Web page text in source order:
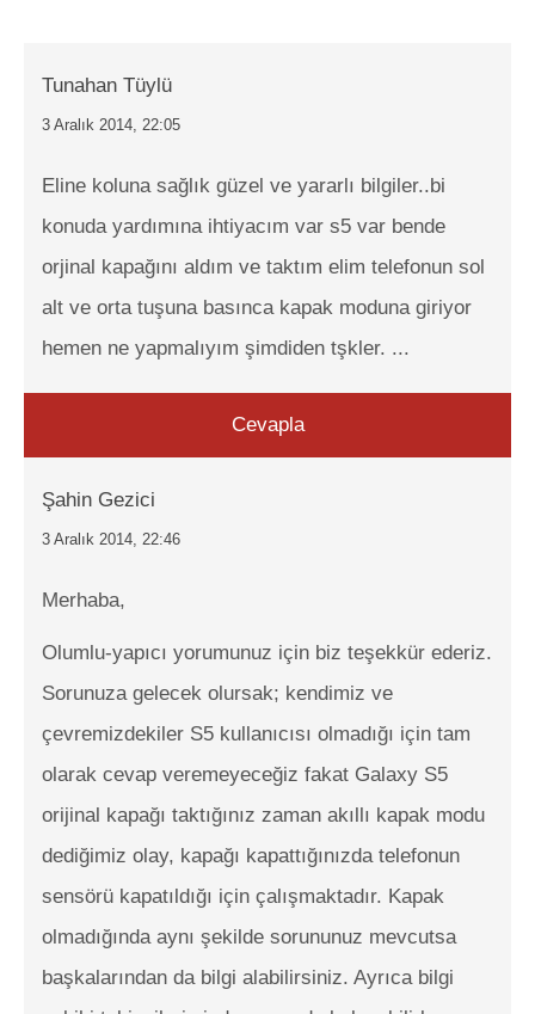
Tunahan Tüylü
3 Aralık 2014, 22:05
Eline koluna sağlık güzel ve yararlı bilgiler..bi
konuda yardımına ihtiyacım var s5 var bende
orjinal kapağını aldım ve taktım elim telefonun sol
alt ve orta tuşuna basınca kapak moduna giriyor
hemen ne yapmalıyım şimdiden tşkler. ...
Cevapla
Şahin Gezici
3 Aralık 2014, 22:46
Merhaba,
Olumlu-yapıcı yorumunuz için biz teşekkür ederiz.
Sorunuza gelecek olursak; kendimiz ve
çevremizdekiler S5 kullanıcısı olmadığı için tam
olarak cevap veremeyeceğiz fakat Galaxy S5
orijinal kapağı taktığınız zaman akıllı kapak modu
dediğimiz olay, kapağı kapattığınızda telefonun
sensörü kapatıldığı için çalışmaktadır. Kapak
olmadığında aynı şekilde sorununuz mevcutsa
başkalarından da bilgi alabilirsiniz. Ayrıca bilgi